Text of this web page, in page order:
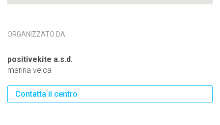
ORGANIZZATO DA
positivekite a.s.d.
marina velca
Contatta il centro